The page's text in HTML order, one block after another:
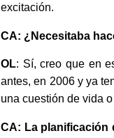
excitación.
CA: ¿Necesitaba
OL: Sí, creo que en
antes, en 2006 y ya
una cuestión de vida
CA: La planificación